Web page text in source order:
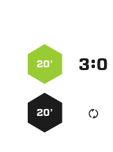
:
20’
20’